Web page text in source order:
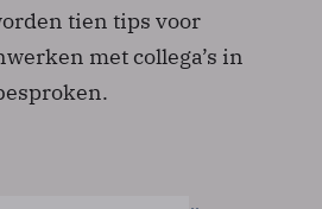
tien tips voor
met collega’s in